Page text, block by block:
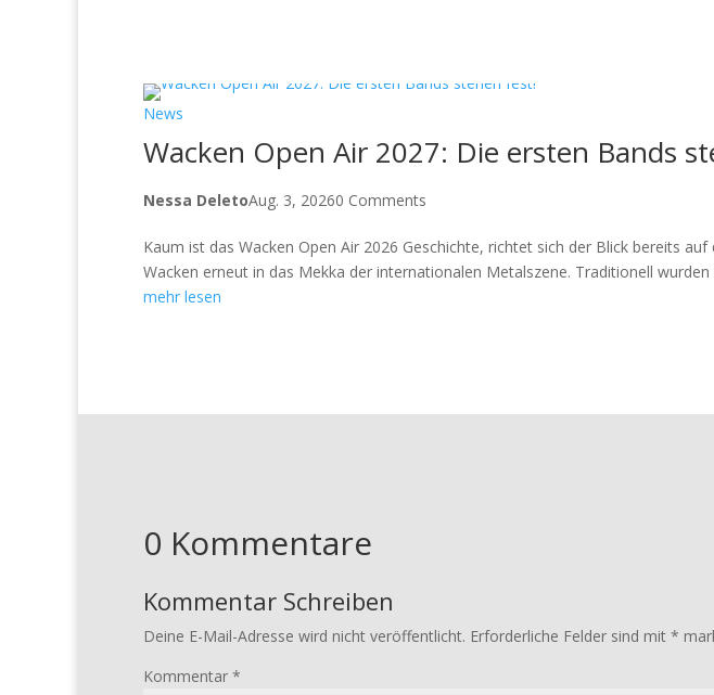
News
Wacken Open Air 2027: Die ersten Bands
Nessa DeletoAug. 3, 20260 Comments
Kaum ist das Wacken Open Air 2026 Geschichte, richtet sich der Blick bereits
Wacken erneut in das Mekka der internationalen Metalszene. Traditionell wurden
mehr lesen
0 Kommentare
Kommentar Schreiben
Deine E-Mail-Adresse wird nicht veröffentlicht. Erforderliche Felder sind mit *
Kommentar *